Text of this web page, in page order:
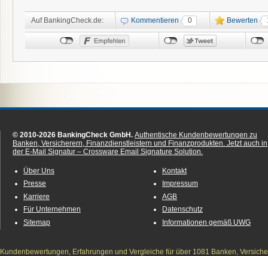
Auf BankingCheck.de: Kommentieren 0 Bewerten
© 2010-2026 BankingCheck GmbH. Authentische Kundenbewertungen zu
Banken, Versicherern, Finanzdienstleistern und Finanzprodukten. Jetzt auch in
der E-Mail Signatur – Crossware Email Signature Solution.
Über Uns
Presse
Karriere
Für Unternehmen
Sitemap
Kontakt
Impressum
AGB
Datenschutz
Informationen gemäß UWG
Kundenbewertungen, Erfahrungen und Vergleiche für über 1081 Banken,